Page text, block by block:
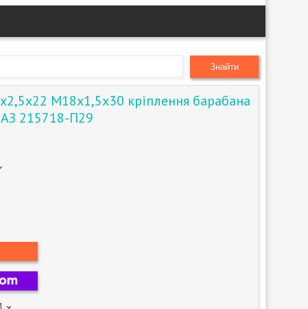
Знайти
М18х1,5х30 кріплення барабана
215718-П29